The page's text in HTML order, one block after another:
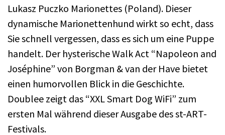
Lukasz Puczko Marionettes (Poland). Dieser
dynamische Marionettenhund wirkt so echt, dass
Sie schnell vergessen, dass es sich um eine Puppe
handelt. Der hysterische Walk Act “Napoleon and
Joséphine” von Borgman & van der Have bietet
einen humorvollen Blick in die Geschichte.
Doublee zeigt das “XXL Smart Dog WiFi” zum
ersten Mal während dieser Ausgabe des st-ART-
Festivals.